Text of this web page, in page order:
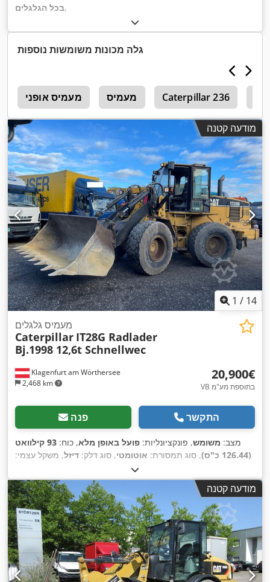
בכל הגלגלים,
גלה מכונות משומשות נוספות
מעמיס אופני מעמיס Caterpillar 236
מודעה קטנה
1 / 14
Klagenfurt am Wörthersee
2,468 km
מעמיס גלגלים
Caterpillar IT28G Radlader
Bj.1998 12,6t Schnellwec
‏20,900 ‏€
VB בתוספת מע"מ
פנה התקשר
מצב: משומש, פונקציונליות: פועל באופן מלא, כוח:
93 קילוואט
(126.44 כ"ס)
, סוג תמסורת: אוטומטי, סוג דלק: דיזל, משקל עצמי:
, משקל תפעולי:
ראשוני:10/1998, שנת ייצור:1998, שעות עבודה: 17,762 h , דלק:
, ציוד: הנעה בכל הגלגלים, קְלָפוֹת מַזְלֵג (forks for pallets),
מודעה קטנה